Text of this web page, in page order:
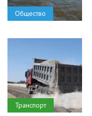
Общество
Транспорт